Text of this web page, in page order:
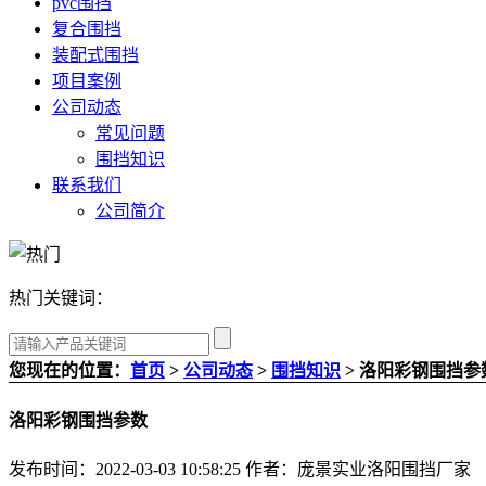
复合围挡
装配式围挡
项目案例
公司动态
常见问题
围挡知识
联系我们
公司简介
热门关键词：
您现在的位置： 首页 > 公司动态 > 围挡知识 > 洛阳彩钢围挡参
洛阳彩钢围挡参数
发布时间：2022-03-03 10:58:25 作者：庞景实业洛阳围挡厂家